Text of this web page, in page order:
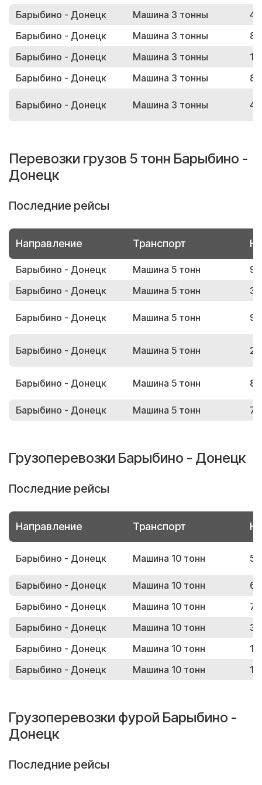
Барыбино - Донецк
Машина 3 тонны
Барыбино - Донецк
Машина 3 тонны
Барыбино - Донецк
Машина 3 тонны
Барыбино - Донецк
Машина 3 тонны
Барыбино - Донецк Машина 3 тонны
Перевозки грузов 5 тонн Барыбино -
Донецк
Последние рейсы
Направление Транспорт
Барыбино - Донецк Машина 5 тонн
Барыбино - Донецк
Машина 5 тонн
Барыбино - Донецк Машина 5 тонн
Барыбино - Донецк Машина 5 тонн
Барыбино - Донецк Машина 5 тонн
Барыбино - Донецк Машина 5 тонн
Грузоперевозки Барыбино - Донецк
Последние рейсы
Направление Транспорт
Барыбино - Донецк Машина 10 тонн
Барыбино - Донецк Машина 10 тонн
Барыбино - Донецк
Машина 10 тонн
Барыбино - Донецк
Машина 10 тонн
Барыбино - Донецк
Машина 10 тонн
Барыбино - Донецк
Машина 10 тонн
Грузоперевозки фурой Барыбино -
Донецк
Последние рейсы